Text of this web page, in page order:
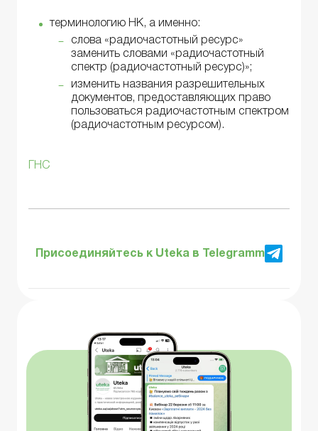
терминологию НК, а именно:
слова «радиочастотный ресурс»
заменить словами «радиочастотный
спектр (радиочастотный ресурс)»;
изменить названия разрешительных
документов, предоставляющих право
пользоваться радиочастотным спектром
(радиочастотным ресурсом).
ГНС
Присоединяйтесь к Uteka в Telegramm